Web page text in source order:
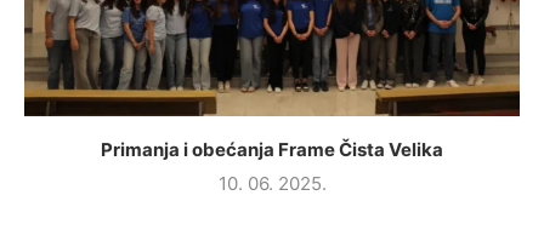
Primanja i obećanja Frame Čista Velika
10. 06. 2025.